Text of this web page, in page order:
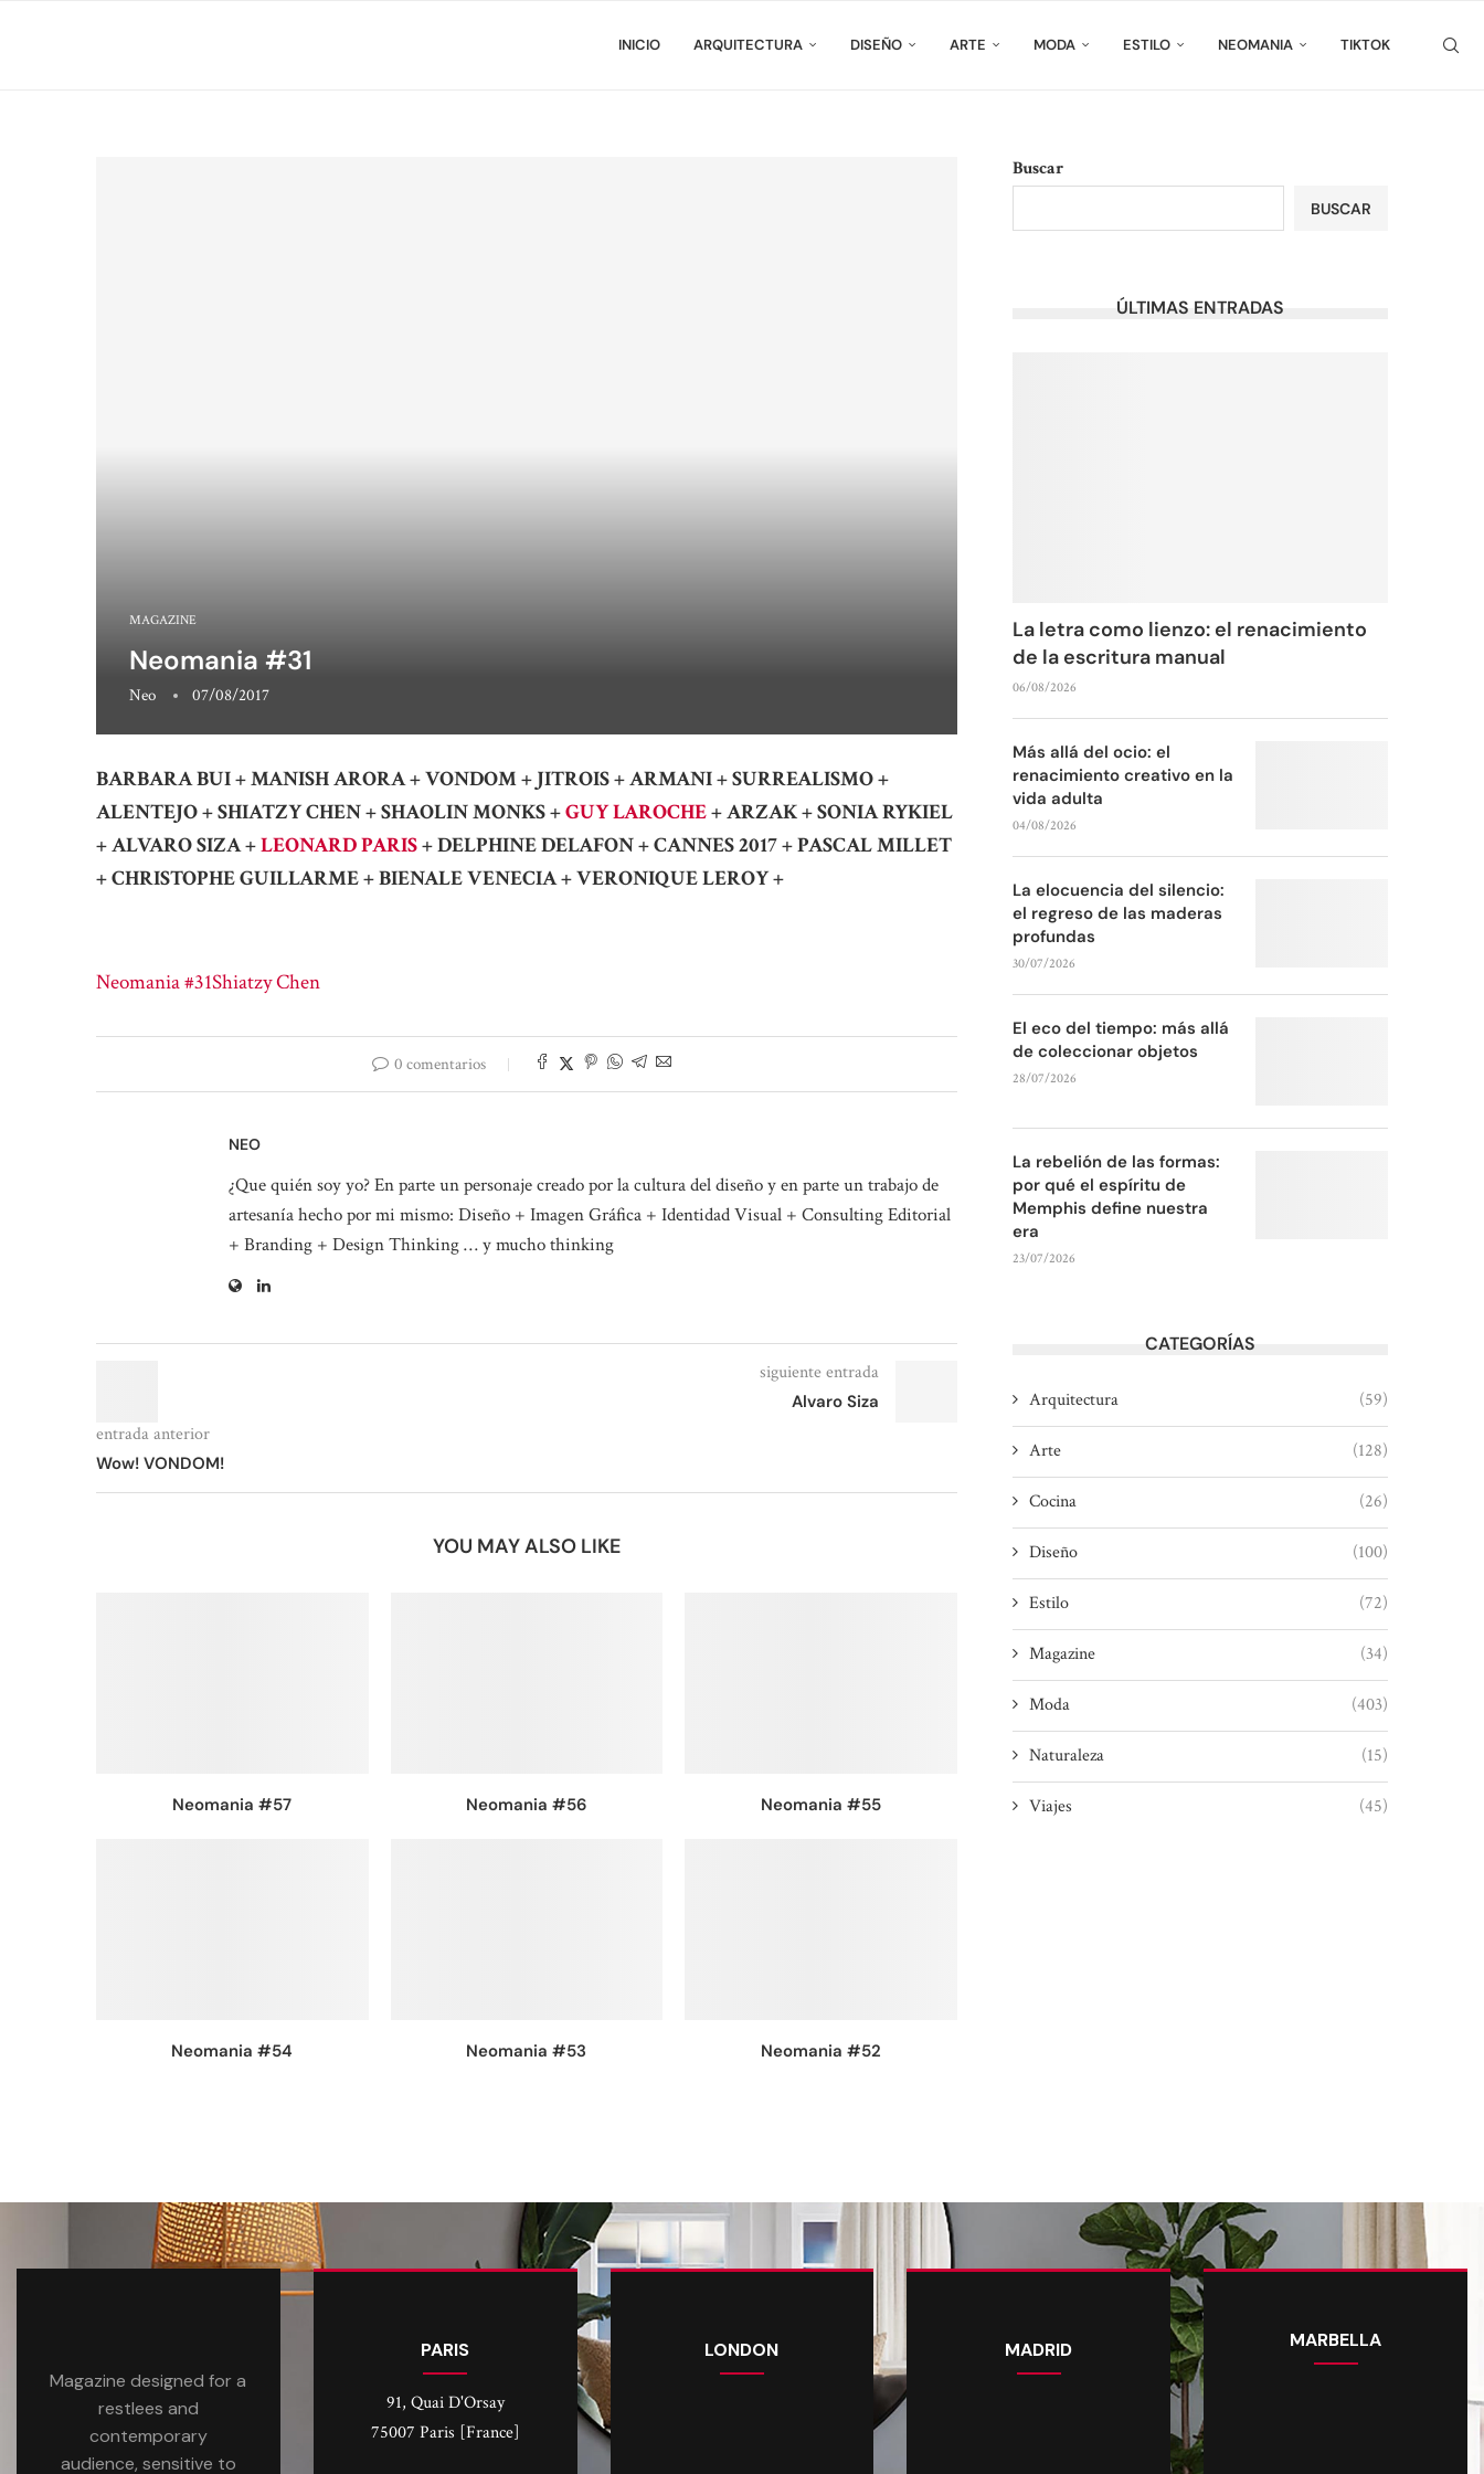
INICIO ARQUITECTURA DISEÑO ARTE MODA ESTILO NEOMANIA TIKTOK
MAGAZINE
Neomania #31
Neo 07/08/2017
BARBARA BUI + MANISH ARORA + VONDOM + JITROIS + ARMANI + SURREALISMO +
ALENTEJO + SHIATZY CHEN + SHAOLIN MONKS +GUY LAROCHE+ ARZAK + SONIA RYKIEL
+ ALVARO SIZA +LEONARD PARIS+ DELPHINE DELAFON + CANNES 2017 + PASCAL MILLET
+ CHRISTOPHE GUILLARME + BIENALE VENECIA + VERONIQUE LEROY +
Neomania #31Shiatzy Chen
0 comentarios
NEO
¿Que quién soy yo? En parte un personaje creado por la cultura del diseño y en parte un trabajo de
artesanía hecho por mi mismo: Diseño + Imagen Gráfica + Identidad Visual + Consulting Editorial
+ Branding + Design Thinking … y mucho thinking
entrada anterior
Wow! VONDOM!
siguiente entrada
Alvaro Siza
YOU MAY ALSO LIKE
Neomania #57 Neomania #56 Neomania #55
Neomania #54 Neomania #53 Neomania #52
Buscar
BUSCAR
ÚLTIMAS ENTRADAS
La letra como lienzo: el renacimiento
de la escritura manual
06/08/2026
Más allá del ocio: el
renacimiento creativo en la
vida adulta
04/08/2026
La elocuencia del silencio:
el regreso de las maderas
profundas
30/07/2026
El eco del tiempo: más allá
de coleccionar objetos
28/07/2026
La rebelión de las formas:
por qué el espíritu de
Memphis define nuestra
era
23/07/2026
CATEGORÍAS
Arquitectura (59)
Arte (128)
Cocina (26)
Diseño (100)
Estilo (72)
Magazine (34)
Moda (403)
Naturaleza (15)
Viajes (45)
Magazine designed for a
restlees and
contemporary
audience, sensitive to
PARIS
91, Quai D'Orsay
75007 Paris [France]
LONDON MADRID MARBELLA